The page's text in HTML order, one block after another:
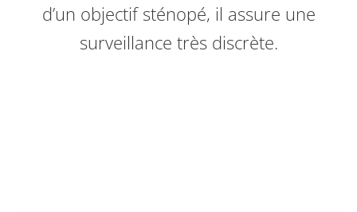
d’un objectif sténopé, il assure une
surveillance très discrète.